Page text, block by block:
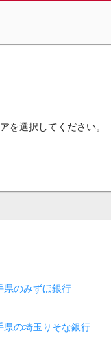
を選択してください。
県のみずほ銀行
県の埼玉りそな銀行